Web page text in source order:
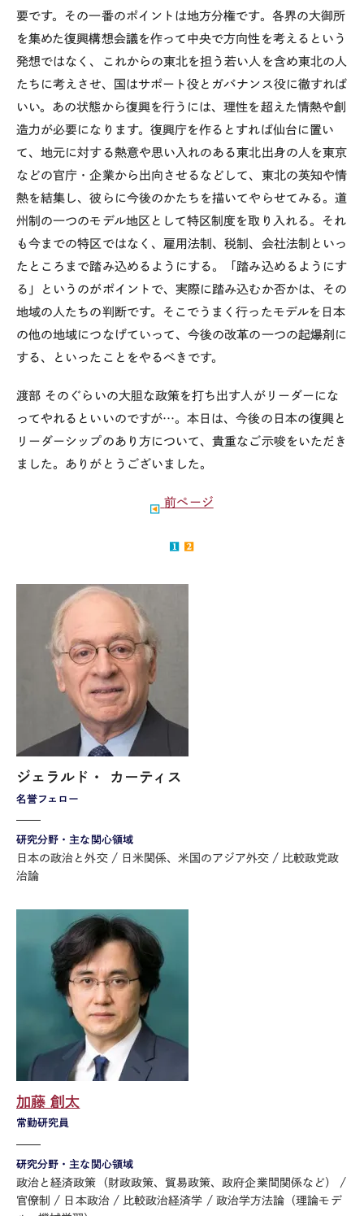
要です。その一番のポイントは地方分権です。各界の大御所
を集めた復興構想会議を作って中央で方向性を考えるという
発想ではなく、これからの東北を担う若い人を含め東北の人
たちに考えさせ、国はサポート役とガバナンス役に徹すれば
いい。あの状態から復興を行うには、理性を超えた情熱や創
造力が必要になります。復興庁を作るとすれば仙台に置い
て、地元に対する熱意や思い入れのある東北出身の人を東京
などの官庁・企業から出向させるなどして、東北の英知や情
熱を結集し、彼らに今後のかたちを描いてやらせてみる。道
州制の一つのモデル地区として特区制度を取り入れる。それ
も今までの特区ではなく、雇用法制、税制、会社法制といっ
たところまで踏み込めるようにする。「踏み込めるようにす
る」というのがポイントで、実際に踏み込むか否かは、その
地域の人たちの判断です。そこでうまく行ったモデルを日本
の他の地域につなげていって、今後の改革の一つの起爆剤に
する、といったことをやるべきです。
渡部 そのぐらいの大胆な政策を打ち出す人がリーダーにな
ってやれるといいのですが…。本日は、今後の日本の復興と
リーダーシップのあり方について、貴重なご示唆をいただき
ました。ありがとうございました。
前ページ
名誉フェロー
ジェラルド・ カーティス
研究分野・主な関心領域
日本の政治と外交 日米関係、米国のアジア外交
比較政党政
治論
常勤研究員
加藤 創太
研究分野・主な関心領域
政治と経済政策（財政政策、貿易政策、政府企業間関係など）
官僚制
日本政治 比較政治経済学
政治学方法論（理論モデ